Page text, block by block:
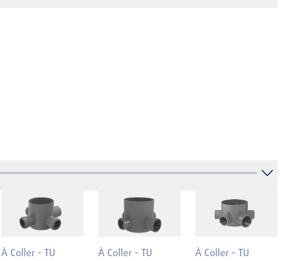
À Coller - TU À Coller - TU À Coller - TU